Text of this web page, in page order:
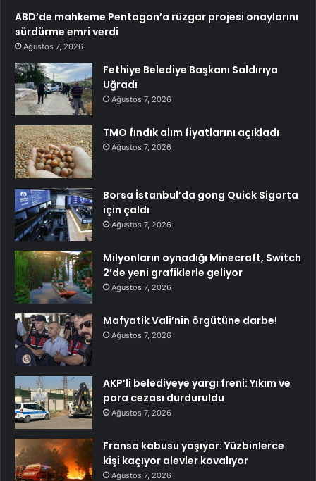
ABD’de mahkeme Pentagon’a rüzgar projesi onaylarını
sürdürme emri verdi
Ağustos 7, 2026
Fethiye Belediye Başkanı Saldırıya
Uğradı
Ağustos 7, 2026
TMO fındık alım fiyatlarını açıkladı
Ağustos 7, 2026
Borsa İstanbul’da gong Quick Sigorta
için çaldı
Ağustos 7, 2026
Milyonların oynadığı Minecraft, Switch
2’de yeni grafiklerle geliyor
Ağustos 7, 2026
Mafyatik Vali’nin örgütüne darbe!
Ağustos 7, 2026
AKP’li belediyeye yargı freni: Yıkım ve
para cezası durduruldu
Ağustos 7, 2026
Fransa kabusu yaşıyor: Yüzbinlerce
kişi kaçıyor alevler kovalıyor
Ağustos 7, 2026